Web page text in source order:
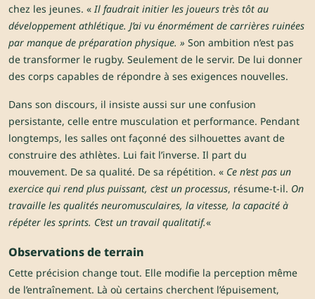
chez les jeunes. «Il faudrait initier les joueurs très tôt au
développement athlétique. J’ai vu énormément de carrières ruinées
par manque de préparation physique. » Son ambition n’est pas
de transformer le rugby. Seulement de le servir. De lui donner
des corps capables de répondre à ses exigences nouvelles.
Dans son discours, il insiste aussi sur une confusion
persistante, celle entre musculation et performance. Pendant
longtemps, les salles ont façonné des silhouettes avant de
construire des athlètes. Lui fait l’inverse. Il part du
mouvement. De sa qualité. De sa répétition. « Ce n’est pas un
exercice qui rend plus puissant, c’est un processus, résume-t-il. On
travaille les qualités neuromusculaires, la vitesse, la capacité à
répéter les sprints. C’est un travail qualitatif.«
Observations de terrain
Cette précision change tout. Elle modifie la perception même
de l’entraînement. Là où certains cherchent l’épuisement,